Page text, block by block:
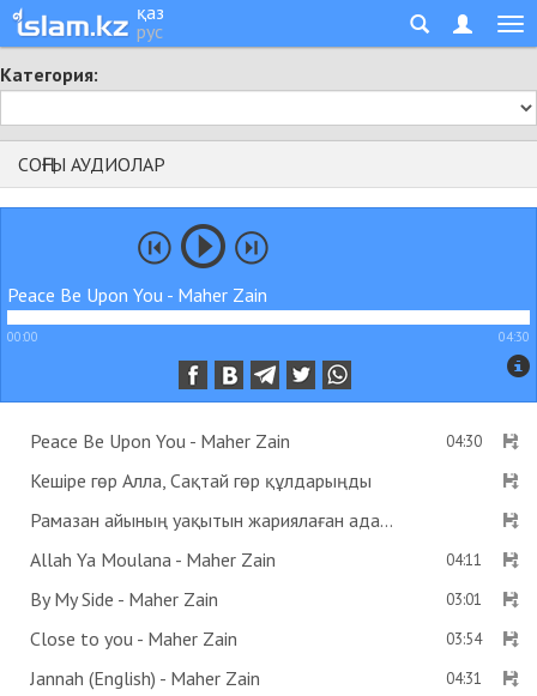
қаз
рус
Категория:
СОҢҒЫ АУДИОЛАР
Peace Be Upon You - Maher Zain
00:00 04:30
Peace Be Upon You - Maher Zain 04:30
Кешіре гөр Алла, Сақтай гөр құлдарыңды
Рамазан айының уақытын жариялаған адам пейіштік деген хадис бар ма? - Абдусамат Қасым
Allah Ya Moulana - Maher Zain
04:11
By My Side - Maher Zain 03:01
Close to you - Maher Zain 03:54
Jannah (English) - Maher Zain 04:31